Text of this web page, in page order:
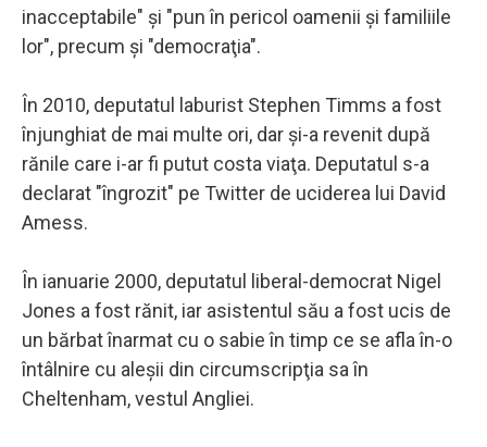
inacceptabile" şi "pun în pericol oamenii şi familiile
lor", precum şi "democraţia".
În 2010, deputatul laburist Stephen Timms a fost
înjunghiat de mai multe ori, dar şi-a revenit după
rănile care i-ar fi putut costa viaţa. Deputatul s-a
declarat "îngrozit" pe Twitter de uciderea lui David
Amess.
În ianuarie 2000, deputatul liberal-democrat Nigel
Jones a fost rănit, iar asistentul său a fost ucis de
un bărbat înarmat cu o sabie în timp ce se afla în-o
întâlnire cu aleşii din circumscripţia sa în
Cheltenham, vestul Angliei.